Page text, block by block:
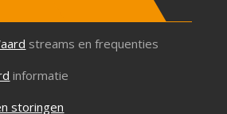
streams en frequenties
informatie
storingen